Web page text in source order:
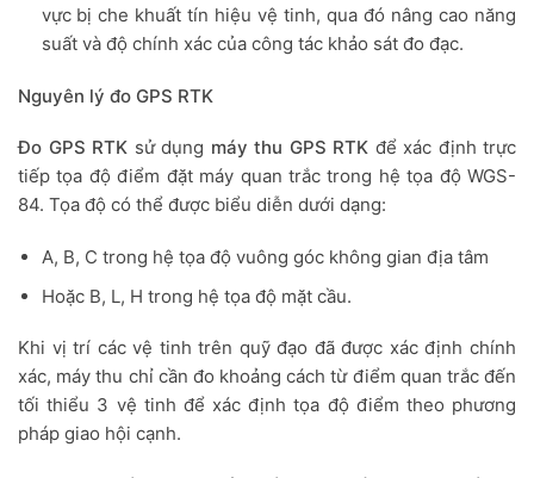
vực bị che khuất tín hiệu vệ tinh, qua đó nâng cao năng
suất và độ chính xác của công tác khảo sát đo đạc.
Nguyên lý đo GPS RTK
Đo GPS RTK sử dụng máy thu GPS RTK để xác định trực
tiếp tọa độ điểm đặt máy quan trắc trong hệ tọa độ WGS-
84. Tọa độ có thể được biểu diễn dưới dạng:
A, B, C trong hệ tọa độ vuông góc không gian địa tâm
Hoặc B, L, H trong hệ tọa độ mặt cầu.
Khi vị trí các vệ tinh trên quỹ đạo đã được xác định chính
xác, máy thu chỉ cần đo khoảng cách từ điểm quan trắc đến
tối thiểu 3 vệ tinh để xác định tọa độ điểm theo phương
pháp giao hội cạnh.